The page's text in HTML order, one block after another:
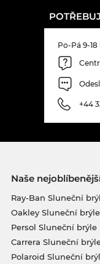
Po-Pá 9-18
+44
Naše
Ray-Ban Sluneční
Oakley Sluneční brýle
Persol Sluneční brýle
Carrera Sluneční
Polaroid Sluneční